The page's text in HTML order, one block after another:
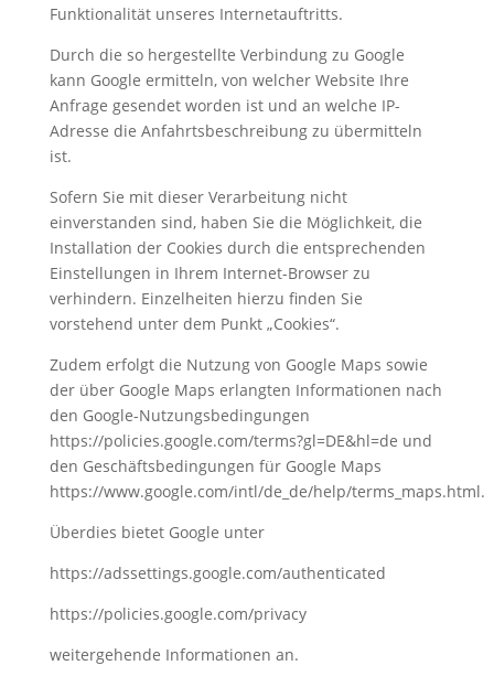
Funktionalität unseres Internetauftritts.
Durch die so hergestellte Verbindung zu Google
kann Google ermitteln, von welcher Website Ihre
Anfrage gesendet worden ist und an welche IP-
Adresse die Anfahrtsbeschreibung zu übermitteln
ist.
Sofern Sie mit dieser Verarbeitung nicht
einverstanden sind, haben Sie die Möglichkeit, die
Installation der Cookies durch die entsprechenden
Einstellungen in Ihrem Internet-Browser zu
verhindern. Einzelheiten hierzu finden Sie
vorstehend unter dem Punkt „Cookies“.
Zudem erfolgt die Nutzung von Google Maps sowie
der über Google Maps erlangten Informationen nach
den Google-Nutzungsbedingungen
https://policies.google.com/terms?gl=DE&hl=de und
den Geschäftsbedingungen für Google Maps
https://www.google.com/intl/de_de/help/terms_maps.html.
Überdies bietet Google unter
https://adssettings.google.com/authenticated
https://policies.google.com/privacy
weitergehende Informationen an.